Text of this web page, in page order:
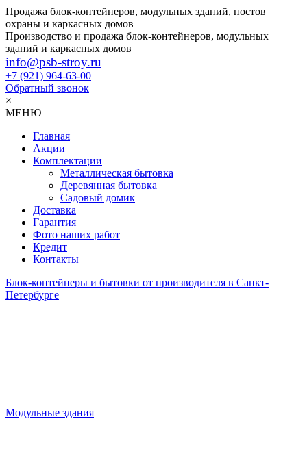
Продажа блок-контейнеров, модульных зданий, постов
охраны и каркасных домов
Производство и продажа блок-контейнеров, модульных
зданий и каркасных домов
info@psb-stroy.ru
+7 (921) 964-63-00
Обратный звонок
×
МЕНЮ
Главная
Акции
Комплектации
Металлическая бытовка
Деревянная бытовка
Садовый домик
Доставка
Гарантия
Фото наших работ
Кредит
Контакты
Блок-контейнеры и бытовки от производителя в Санкт-
Петербурге
Модульные здания